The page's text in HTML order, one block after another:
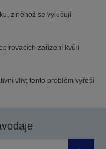
z něhož se vylučují
zařízení kvůli
vliv; tento problém vyřeší